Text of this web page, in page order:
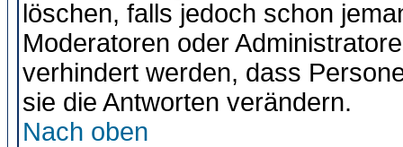
löschen, falls jedoch schon
Moderatoren oder
verhindert werden, dass
sie die Antworten verändern.
Nach oben